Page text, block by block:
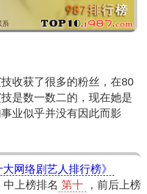
收获了很多的粉丝，在80
是数一数二的，现在她是
业似乎并没有因此而影
大网络剧艺人排行榜》
中上榜排名 第十
，前后上榜